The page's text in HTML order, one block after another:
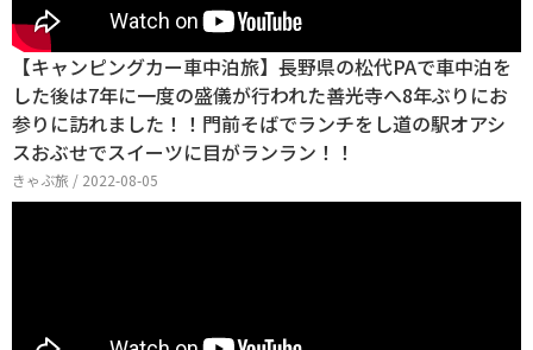
【キャンピングカー車中泊旅】長野県の松代PAで車中泊を
した後は7年に一度の盛儀が行われた善光寺へ8年ぶりにお
参りに訪れました！！門前そばでランチをし道の駅オアシ
スおぶせでスイーツに目がランラン！！
きゃぶ旅 / 2022-08-05